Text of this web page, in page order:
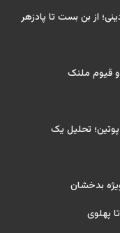
از بن بست تا پادزهر
قیوم ملنک
تحلیل یک
بدخشان
پهلوی